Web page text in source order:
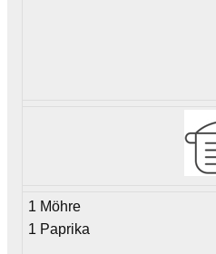
1 Möhre
1 Paprika